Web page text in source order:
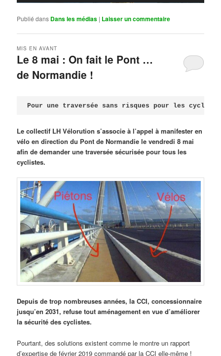
Publié dans Dans les médias | Laisser un commentaire
Le 8 mai : On fait le Pont …
de Normandie !
MIS EN AVANT
Pour une traversée sans risques pour les
Le collectif LH Vélorution s’associe à l’appel à manifester en
vélo en direction du Pont de Normandie le vendredi 8 mai
afin de demander une traversée sécurisée pour tous les
cyclistes.
Depuis de trop nombreuses années, la CCI, concessionnaire
jusqu’en 2031, refuse tout aménagement en vue d’améliorer
la sécurité des cyclistes.
Pourtant, des solutions existent comme le montre un rapport
d’expertise de février 2019 commandé par la CCI elle-même !